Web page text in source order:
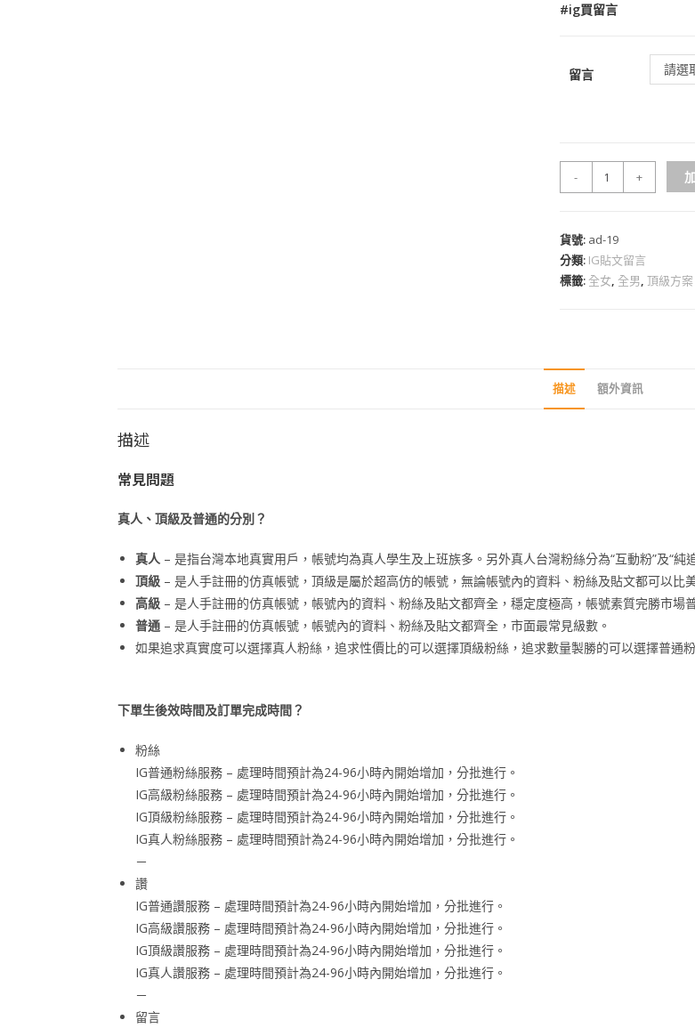
#ig買留言
留言 請選
- +
貨號: ad-19
分類: IG貼文留言
標籤: 全女, 全男, 頂級方案
描述 額外資訊
描述
常見問題
真人、頂級及普通的分別？
真人 – 是指台灣本地真實用戶，帳號均為真人學生及上班族多。另外真人台灣粉絲分為“互動粉”及“純
頂級 – 是人手註冊的仿真帳號，頂級是屬於超高仿的帳號，無論帳號內的資料、粉絲及貼文都可以比
高級 – 是人手註冊的仿真帳號，帳號內的資料、粉絲及貼文都齊全，穩定度極高，帳號素質完勝市場
普通 – 是人手註冊的仿真帳號，帳號內的資料、粉絲及貼文都齊全，市面最常見級數。
如果追求真實度可以選擇真人粉絲，追求性價比的可以選擇頂級粉絲，追求數量製勝的可以選擇普通
下單生後效時間及訂單完成時間？
粉絲
IG普通粉絲服務 – 處理時間預計為24-96小時內開始增加，分批進行。
IG高級粉絲服務 – 處理時間預計為24-96小時內開始增加，分批進行。
IG頂級粉絲服務 – 處理時間預計為24-96小時內開始增加，分批進行。
IG真人粉絲服務 – 處理時間預計為24-96小時內開始增加，分批進行。
－
讚
IG普通讚服務 – 處理時間預計為24-96小時內開始增加，分批進行。
IG高級讚服務 – 處理時間預計為24-96小時內開始增加，分批進行。
IG頂級讚服務 – 處理時間預計為24-96小時內開始增加，分批進行。
IG真人讚服務 – 處理時間預計為24-96小時內開始增加，分批進行。
－
留言